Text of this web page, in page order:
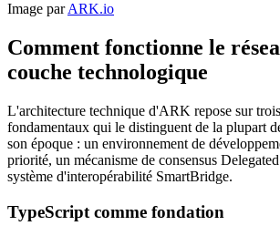
Image parARK.io
Comment fonctionne le
couche technologique
L'architecture technique d'ARK repose sur
fondamentaux qui le distinguent de la plupart
son époque : un environnement de
priorité, un mécanisme de consensus
système d'interopérabilité SmartBridge.
TypeScript comme fondation